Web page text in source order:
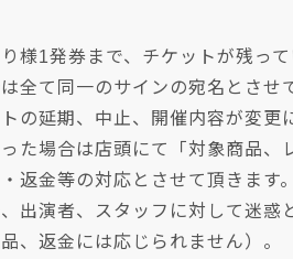
様1発券まで、チケットが残っ
全て同一のサインの宛名とさせ
の延期、中止、開催内容が変更
た場合は店頭にて「対象商品
返金等の対応とさせて頂きます。
出演者、スタッフに対して迷
、返金には応じられません）。